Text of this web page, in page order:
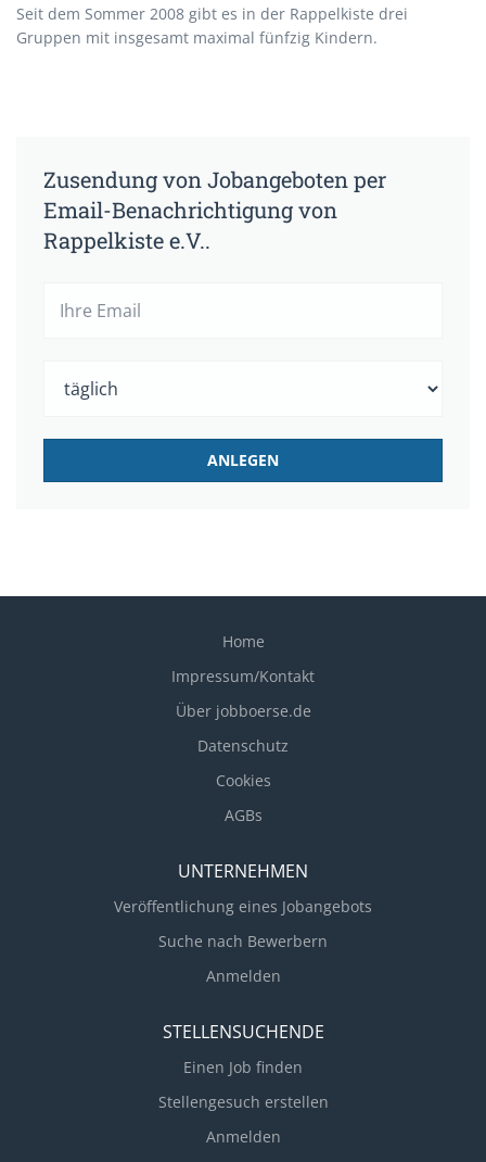
Seit dem Sommer 2008 gibt es in der Rappelkiste drei
Gruppen mit insgesamt maximal fünfzig Kindern.
Zusendung von Jobangeboten per
Email-Benachrichtigung von
Rappelkiste e.V..
Home
Impressum/Kontakt
Über jobboerse.de
Datenschutz
Cookies
AGBs
UNTERNEHMEN
Veröffentlichung eines Jobangebots
Suche nach Bewerbern
Anmelden
STELLENSUCHENDE
Einen Job finden
Stellengesuch erstellen
Anmelden